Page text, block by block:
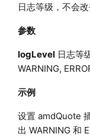
日志等级，不会
参数
logLevel日志等
WARNING,
示例
设置 amdQuote
出 WARNING 和